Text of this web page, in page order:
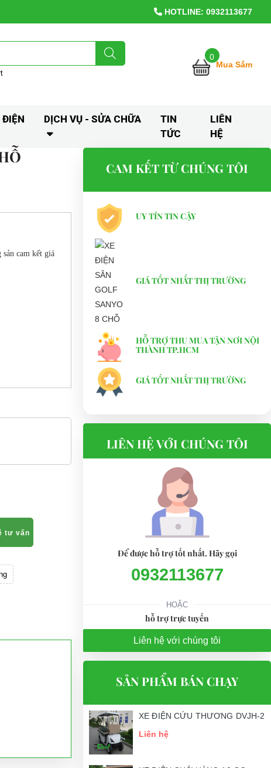
HOTLINE: 0932113677
0
Mua Sắm
ĐIỆN DỊCH VỤ - SỬA CHỮA
TIN
TỨC
LIÊN
HỆ
cam kết giá
tư vấn
CAM KẾT TỪ CHÚNG TÔI
UY TÍN TIN CẬY
GIÁ TỐT NHẤT THỊ TRƯỜNG
HỖ TRỢ THU MUA TẬN NƠI NỘI
THÀNH TP.HCM
GIÁ TỐT NHẤT THỊ TRƯỜNG
LIÊN HỆ VỚI CHÚNG TÔI
Để được hỗ trợ tốt nhất. Hãy gọi
0932113677
HOẶC
hỗ trợ trực tuyến
Liên hệ với chúng tôi
SẢN PHẨM BÁN CHẠY
XE ĐIỆN CỨU THƯƠNG DVJH-2
Liên hệ